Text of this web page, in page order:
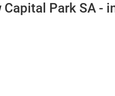
Capital Park SA -